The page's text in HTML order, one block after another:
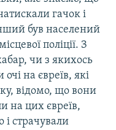
гачок і
був населений
поліції. З
чи з якихось
на євреїв, які
відомо, що вони
на цих євреїв,
і страчували